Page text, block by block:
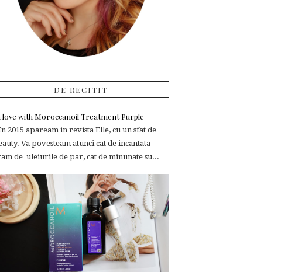
DE RECITIT
love with Moroccanoil Treatment Purple
2015 apaream in revista Elle, cu un sfat de
Va povesteam atunci cat de incantata
de uleiurile de par, cat de minunate su...